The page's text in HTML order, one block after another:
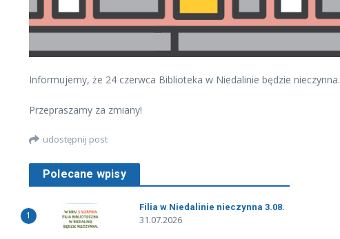
Informujemy, że 24 czerwca Biblioteka w Niedalinie będzie nieczynna.
Przepraszamy za zmiany!
udostępnij post
Polecane wpisy
1
Filia w Niedalinie nieczynna 3.08.
31.07.2026